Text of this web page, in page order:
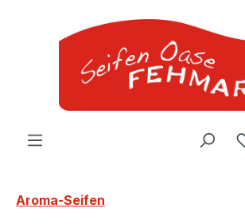
Zum Hauptinhalt springen
Aroma-Seifen